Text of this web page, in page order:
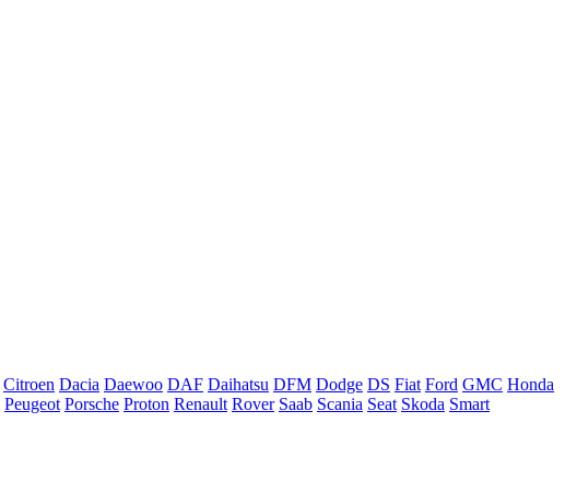
Citroen Dacia Daewoo DAF Daihatsu DFM Dodge DS Fiat Ford GMC Honda
Peugeot Porsche Proton Renault Rover Saab Scania Seat Skoda Smart